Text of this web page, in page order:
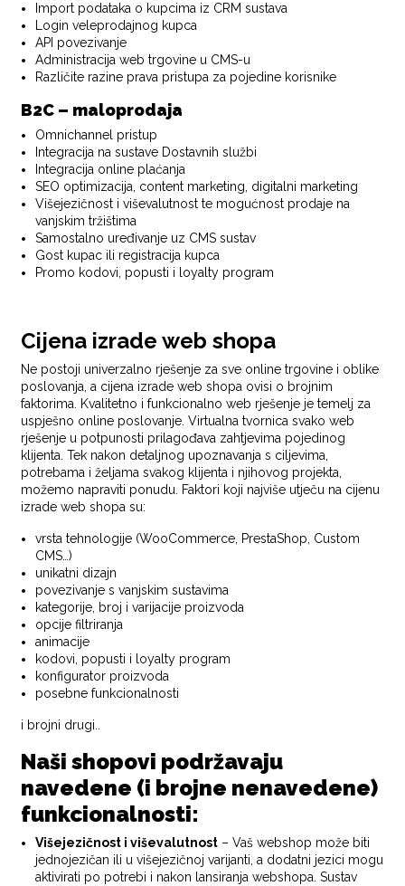
Import podataka o kupcima iz CRM sustava
Login veleprodajnog kupca
API povezivanje
Administracija web trgovine u CMS-u
Različite razine prava pristupa za pojedine korisnike
B2C – maloprodaja
Omnichannel pristup
Integracija na sustave Dostavnih službi
Integracija online plaćanja
SEO optimizacija, content marketing, digitalni marketing
Višejezičnost i viševalutnost te mogućnost prodaje na
vanjskim tržištima
Samostalno uređivanje uz CMS sustav
Gost kupac ili registracija kupca
Promo kodovi, popusti i loyalty program
Cijena izrade web shopa
Ne postoji univerzalno rješenje za sve online trgovine i oblike
poslovanja, a cijena izrade web shopa ovisi o brojnim
faktorima. Kvalitetno i funkcionalno web rješenje je temelj za
uspješno online poslovanje. Virtualna tvornica svako web
rješenje u potpunosti prilagođava zahtjevima pojedinog
klijenta. Tek nakon detaljnog upoznavanja s ciljevima,
potrebama i željama svakog klijenta i njihovog projekta,
možemo napraviti ponudu. Faktori koji najviše utječu na cijenu
izrade web shopa su:
vrsta tehnologije (WooCommerce, PrestaShop, Custom
CMS…)
unikatni dizajn
povezivanje s vanjskim sustavima
kategorije, broj i varijacije proizvoda
opcije filtriranja
animacije
kodovi, popusti i loyalty program
konfigurator proizvoda
posebne funkcionalnosti
i brojni drugi..
Naši shopovi podržavaju
navedene (i brojne nenavedene)
funkcionalnosti:
Višejezičnost i viševalutnost – Vaš webshop može biti
jednojezičan ili u višejezičnoj varijanti, a dodatni jezici mogu
aktivirati po potrebi i nakon lansiranja webshopa. Sustav